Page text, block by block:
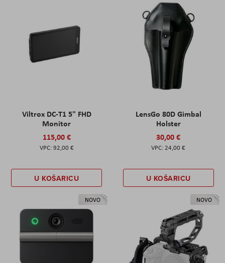
Viltrox DC-T1 5" FHD
Monitor
115,00 €
92,00 €
U KOŠARICU
LensGo 80D Gimbal
Holster
30,00 €
24,00 €
U KOŠARICU
NOVO NOVO